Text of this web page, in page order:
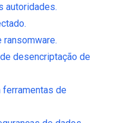
autoridades.
desencriptação de
ferramentas de